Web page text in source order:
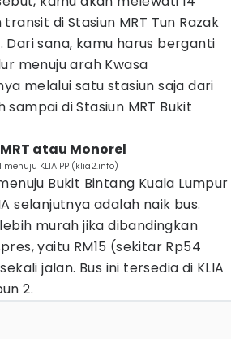
di Stasiun MRT Tun Razak
Dari sana, kamu harus berganti
menuju arah Kwasa
melalui satu stasiun saja dari
sampai di Stasiun MRT Bukit
atau Monorel
KLIA PP (klia2.info)
Bukit Bintang Kuala Lumpur
selanjutnya adalah naik bus.
murah jika dibandingkan
yaitu RM15 (sekitar Rp54
jalan. Bus ini tersedia di KLIA
2.